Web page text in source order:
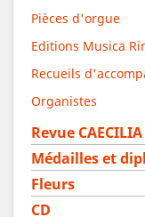
Pièces d'orgue
Editions Musica
Recueils
Organistes
Revue CAECILIA
Médailles et
Fleurs
CD